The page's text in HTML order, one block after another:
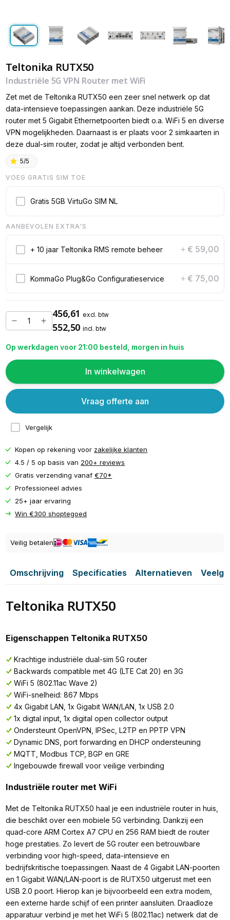
Teltonika RUTX50
Industriële 5G VPN Router met WiFi
Zet met de Teltonika RUTX50 een zeer snel netwerk op dat
data-intensieve toepassingen aankan. Deze industriële 5G
router met 5 Gigabit Ethernetpoorten biedt o.a. WiFi 5 en diverse
VPN mogelijkheden. Daarnaast is er plaats voor 2 simkaarten in
deze dual-sim router, zodat je altijd verbonden bent.
5/5
VOEG GRATIS SIM TOE
Gratis 5GB VirtuGo SIM NL
AANBEVOLEN EXTRA'S
+ 10 jaar Teltonika RMS remote beheer + € 59,00
KommaGo Plug&Go Configuratieservice + € 75,00
456,61 excl. btw
552,50 incl. btw
Op werkdagen voor 21:00 besteld, morgen in huis
In winkelwagen
Vergelijk
Vraag offerte aan
Kopen op rekening voor zakelijke klanten
4.5 / 5 op basis van 200+ reviews
Gratis verzending vanaf€70*
Professioneel advies
25+ jaar ervaring
Win €300 shoptegoed
Veilig betalen
Omschrijving Specificaties Alternatieven
Teltonika RUTX50
Eigenschappen Teltonika RUTX50
Krachtige industriële dual-sim 5G router
Backwards compatible met 4G (LTE Cat 20) en 3G
WiFi 5 (802.11ac Wave 2)
WiFi-snelheid: 867 Mbps
4x Gigabit LAN, 1x Gigabit WAN/LAN, 1x USB 2.0
1x digtal input, 1x digital open collector output
Ondersteunt OpenVPN, IPSec, L2TP en PPTP VPN
Dynamic DNS, port forwarding en DHCP ondersteuning
MQTT, Modbus TCP, BGP en GRE
Ingebouwde firewall voor veilige verbinding
Industriële router met WiFi
Met de Teltonika RUTX50 haal je een industriële router in huis,
die beschikt over een mobiele 5G verbinding. Dankzij een
quad-core ARM Cortex A7 CPU en 256 RAM biedt de router
hoge prestaties. Zo levert de 5G router een betrouwbare
verbinding voor high-speed, data-intensieve en
bedrijfskritische toepassingen. Naast de 4 Gigabit LAN-poorten
en 1 Gigabit WAN/LAN-poort is de RUTX50 uitgerust met een
USB 2.0 poort. Hierop kan je bijvoorbeeld een extra modem,
een externe harde schijf of een printer aansluiten. Draadloze
apparatuur verbind je met het WiFi 5 (802.11ac) netwerk dat de